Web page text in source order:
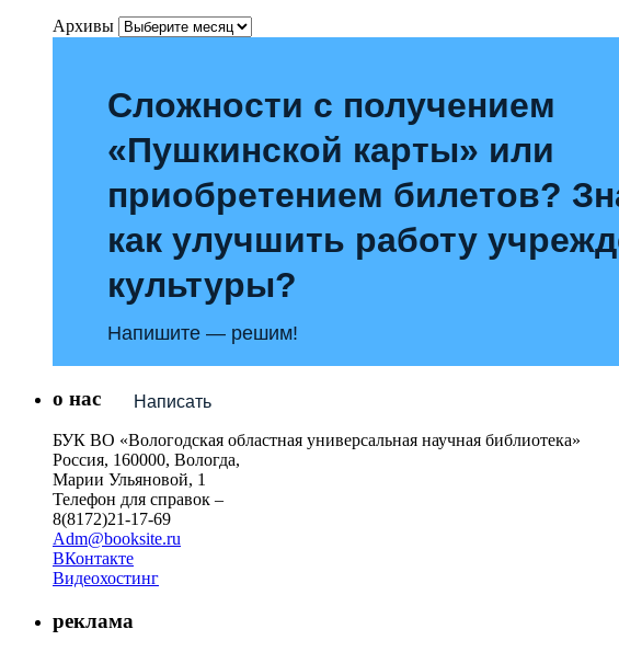
Архивы
Сложности с получением
«Пушкинской карты» или
приобретением билетов?
как улучшить работу
культуры?
Напишите — решим!
Написать
о нас
БУК ВО «Вологодская областная универсальная научная библиотека»
Россия, 160000, Вологда,
Марии Ульяновой, 1
Телефон для справок –
8(8172)21-17-69
Adm@booksite.ru
ВКонтакте
Видеохостинг
реклама